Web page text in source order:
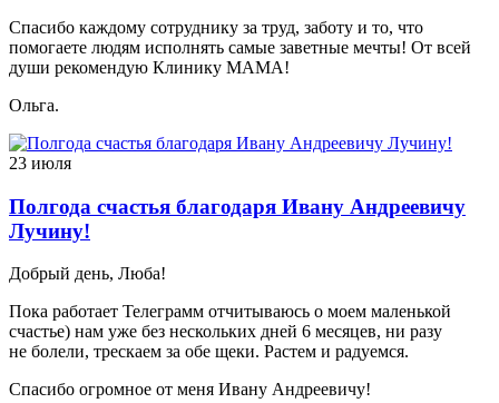
Спасибо каждому сотруднику за труд, заботу и то, что
помогаете людям исполнять самые заветные мечты! От всей
души рекомендую Клинику МАМА!
Ольга.
23 июля
Полгода счастья благодаря Ивану Андреевичу
Лучину!
Добрый день, Люба!
Пока работает Телеграмм отчитываюсь о моем маленькой
счастье) нам уже без нескольких дней 6 месяцев, ни разу
не болели, трескаем за обе щеки. Растем и радуемся.
Спасибо огромное от меня Ивану Андреевичу!